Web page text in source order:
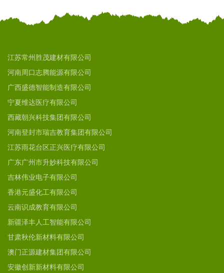
江苏常州胜茂建材有限公司
河南周口志腾能源有限公司
广西盛德智能制造有限公司
宁夏维达医疗有限公司
西藏朝兴科技集团有限公司
河南登封市瑞吉教育集团有限公司
江苏雨花台区正兴医疗有限公司
广东广州市升妙科技有限公司
吉林伟业电子有限公司
香港元盛化工有限公司
云南识成教育有限公司
新疆泽丰人工智能有限公司
甘肃秋伦新材料有限公司
澳门正源建材集团有限公司
安徽创新新材料有限公司